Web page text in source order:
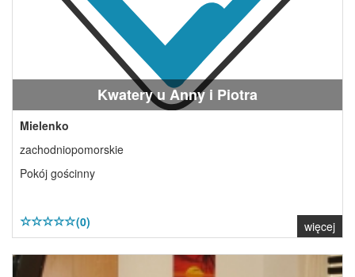
Kwatery u Anny i Piotra
Mielenko
zachodniopomorskie
Pokój gościnny
(0) więcej